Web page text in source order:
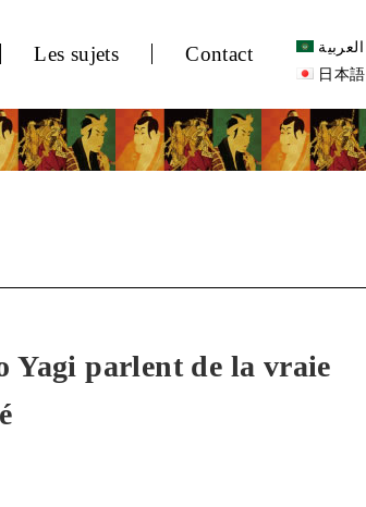
Les sujets Contact
العربية
日本語
Yagi parlent de la vraie